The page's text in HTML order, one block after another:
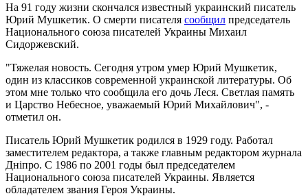
На 91 году жизни скончался известный украинский писатель
Юрий Мушкетик. О смерти писателя сообщил председатель
Национального союза писателей Украины Михаил
Сидоржевский.
"Тяжелая новость. Сегодня утром умер Юрий Мушкетик,
один из классиков современной украинской литературы. Об
этом мне только что сообщила его дочь Леся. Светлая память
и Царство Небесное, уважаемый Юрий Михайлович", -
отметил он.
Писатель Юрий Мушкетик родился в 1929 году. Работал
заместителем редактора, а также главным редактором журнала
Дніпро. С 1986 по 2001 годы был председателем
Национального союза писателей Украины. Является
обладателем звания Героя Украины.